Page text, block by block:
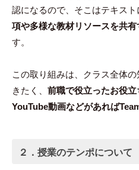
認になるので、そこはテキスト
項や多様な教材リソースを共
す。
この取り組みは、クラス全体
きたく、 前職で役立ったお役立
YouTube動画などがあれば
２．授業のテンポについて